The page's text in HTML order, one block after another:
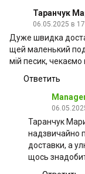
Таранчук
06.05.2025 в
Дуже швидка
щей маленький
мій песик,
Ответить
Таранчук
надзвичайно
доставки, а
щось